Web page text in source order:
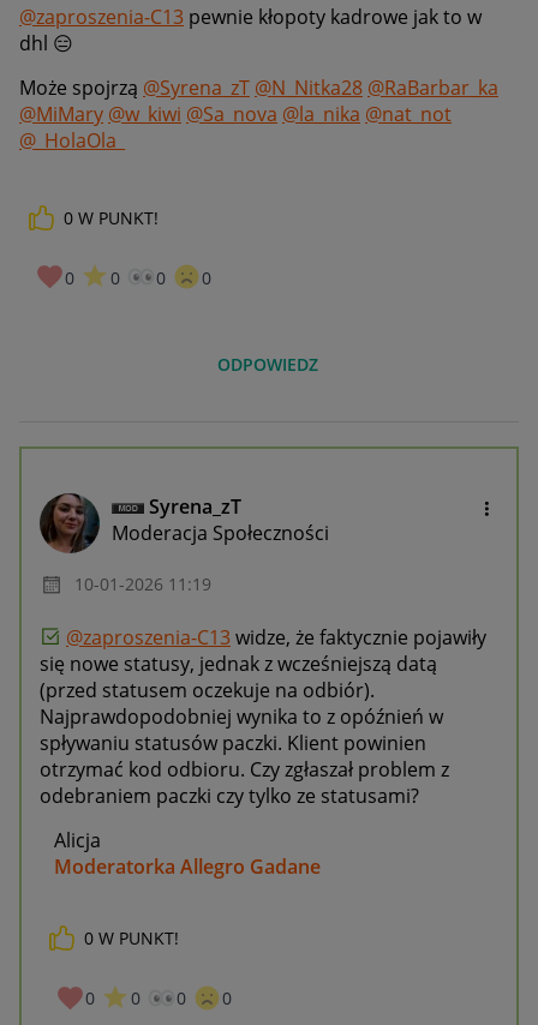
@zaproszenia-C13 pewnie kłopoty kadrowe jak to w
dhl 😑
Może spojrzą @Syrena_zT @N_Nitka28 @RaBarbar_ka
@MiMary @w_kiwi @Sa_nova @la_nika @nat_not
@_HolaOla_
0 W PUNKT!
0 0 0 0
ODPOWIEDZ
Syrena_zT
Moderacja Społeczności
‎10-01-2026 11:19
@zaproszenia-C13widze, że faktycznie pojawiły
się nowe statusy, jednak z wcześniejszą datą
(przed statusem oczekuje na odbiór).
Najprawdopodobniej wynika to z opóźnień w
spływaniu statusów paczki. Klient powinien
otrzymać kod odbioru. Czy zgłaszał problem z
odebraniem paczki czy tylko ze statusami?
Alicja
Moderatorka Allegro Gadane
0 W PUNKT!
0 0 0 0